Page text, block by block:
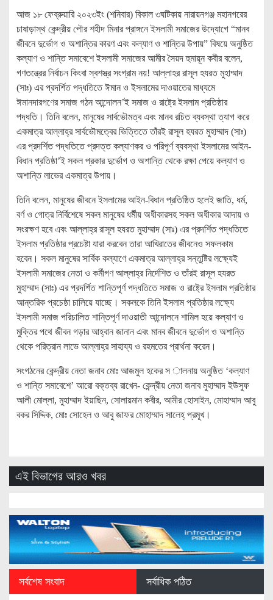
আজ ১৮ ফেব্রুয়ারি ২০২৩ইং (শনিবার) বিকাল ৩ঘটিকায় নারায়নগঞ্জ মহানগরের
চাষাড়াস্থ কেন্দ্রীয় পৌর শহীদ মিনার প্রাঙ্গনে ইসলামী সমাজের উদ্যোগে “মানব
জীবনে দুর্ভোগ ও অশান্তির কারণ এবং কল্যাণ ও শান্তির উপায়” বিষয়ে অনুষ্ঠিত
কল্যাণ ও শান্তি সমাবেশে ইসলামী সমাজের আমীর সৈয়দ হুমায়ূন কবীর বলেন,
গণতন্ত্রের নির্বাচন কিংবা স্বশস্ত্র সংগ্রাম নয়! আল্লাহর রাসূল হযরত মুহাম্মাদ
(সাঃ) এর প্রদর্শিত পদ্ধতিতে ঈমান ও ইসলামের দাওয়াতের মাধ্যমে
ঈমানদারগণের সমাজ গঠন আন্দোলন’ই সমাজ ও রাষ্ট্রে ইসলাম প্রতিষ্ঠার
পদ্ধতি। তিনি বলেন, মানুষের সার্বভৌমত্ব এবং মানব রচিত ব্যবস্থা ত্যাগ করে
একমাত্র আল্লাহ্র সার্বভৌমত্বের ভিত্তিতে তাঁরই রাসূল হযরত মুহাম্মাদ (সাঃ)
এর প্রদর্শিত পদ্ধতিতে প্রদত্ত কল্যাণকর ও পরিপূর্ণ ব্যবস্থা ইসলামের আইন-
বিধান প্রতিষ্ঠা’ই সকল প্রকার দুর্ভোগ ও অশান্তি থেকে রক্ষা পেয়ে কল্যাণ ও
অশান্তি লাভের একমাত্র উপায়।
তিনি বলেন, মানুষের জীবনে ইসলামের আইন-বিধান প্রতিষ্ঠিত হলেই জাতি, ধর্ম,
বর্ণ ও গোত্র নির্বিশেষে সকল মানুষের ধর্মীয় অধীকারসহ সকল অধীকার আদায় ও
সংরক্ষণ হবে এবং আল্লাহ্র রাসূল হযরত মুহাম্মাদ (সাঃ) এর প্রদর্শিত পদ্ধতিতে
ইসলাম প্রতিষ্ঠার প্রচেষ্টা যারা করবেন তারা আখিরাতের জীবনেও সফলকাম
হবেন। সকল মানুষের সার্বিক কল্যাণে একমাত্র আল্লাহ্র সন্তুষ্টির লক্ষ্যেই
ইসলামী সমাজের নেতা ও কর্মীগণ আল্লাহ্র নির্দেশিত ও তাঁরই রাসূল হযরত
মুহাম্মাদ (সাঃ) এর প্রদর্শিত শান্তিপূর্ণ পদ্ধতিতে সমাজ ও রাষ্ট্রে ইসলাম প্রতিষ্ঠার
আন্তরিক প্রচেষ্ঠা চালিয়ে যাচ্ছে। সকলকে তিনি ইসলাম প্রতিষ্ঠার লক্ষ্যে
ইসলামী সমাজ পরিচালিত শান্তিপূর্ণ দাওয়াতী আন্দোলনে শামিল হয়ে কল্যাণ ও
মুক্তির পথে জীবন গড়ার আহ্বান জানান এবং মানব জীবনে দুর্ভোগ ও অশান্তি
থেকে পরিত্রান লাভে আল্লাহ্র সাহায্য ও রহমতের প্রার্থনা করেন।
সংগঠনের কেন্দ্রীয় নেতা জনাব মোঃ আজমুল হকের স ালনায় অনুষ্ঠিত ‘কল্যাণ
ও শান্তি সমাবেশে’ আরো বক্তব্য রাখেন- কেন্দ্রীয় নেতা জনাব মুহাম্মাদ ইউসুফ
আলী মোল্লা, মুহাম্মাদ ইয়াছিন, সোলায়মান কবীর, আমীর হোসাইন, মোহাম্মাদ আবু
বকর সিদ্দিক, মোঃ সোহেল ও আবু জাফর মোহাম্মাদ সালেহ্ প্রমূখ।
এই বিভাগের আরও খবর
সর্বশেষ সংবাদ সর্বাধিক পঠিত